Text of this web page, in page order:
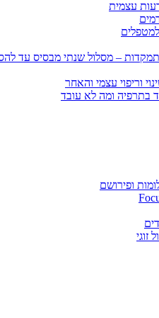
עצמית
– מסלול שנתי מבסיס עד
וריפוי עצמי והאחר
בתרפיה ומה לא עובד
ופירושם
זוגי